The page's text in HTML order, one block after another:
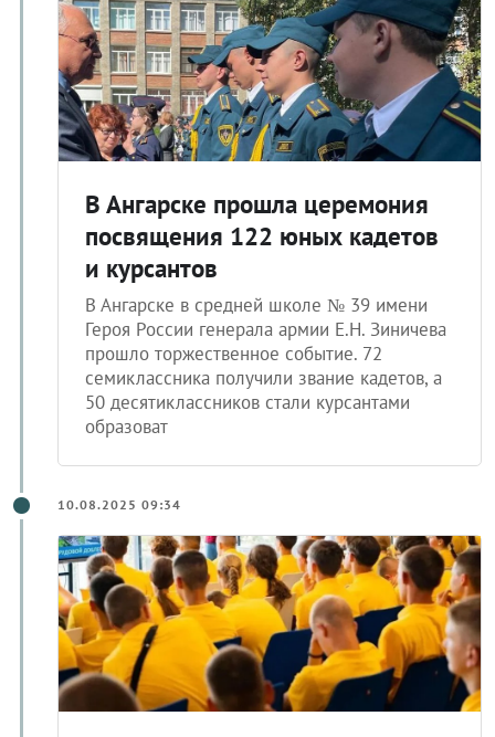
В Ангарске прошла церемония
посвящения 122 юных кадетов
и курсантов
В Ангарске в средней школе № 39 имени
Героя России генерала армии Е.Н. Зиничева
прошло торжественное событие. 72
семиклассника получили звание кадетов, а
50 десятиклассников стали курсантами
образоват
10.08.2025 09:34